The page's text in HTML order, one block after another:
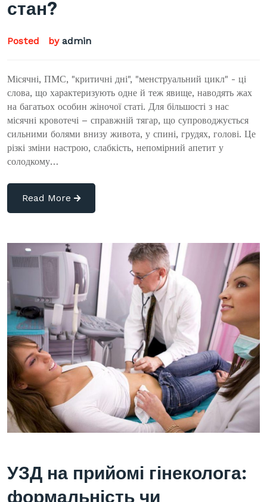
стан?
Posted by admin
Місячні, ПМС, "критичні дні", "менструальний цикл" - ці
слова, що характеризують одне й теж явище, наводять жах
на багатьох особин жіночої статі. Для більшості з нас
місячні кровотечі – справжній тягар, що супроводжується
сильними болями внизу живота, у спині, грудях, голові. Це
різкі зміни настрою, слабкість, непомірний апетит у
солодкому…
Read More
УЗД на прийомі гінеколога:
формальність чи